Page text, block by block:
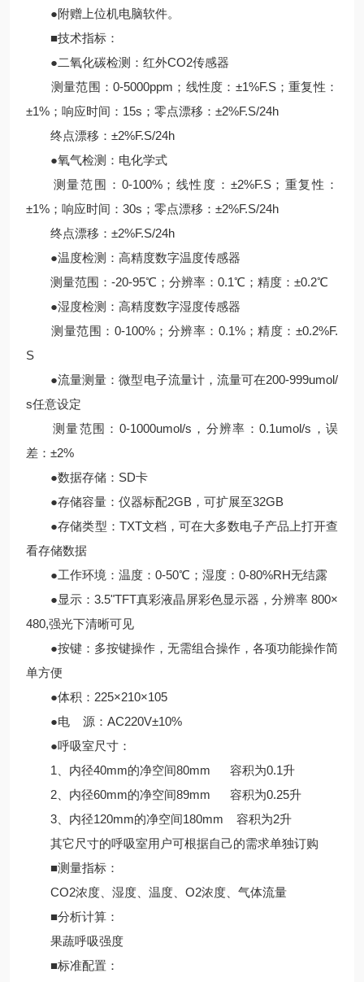
●附赠上位机电脑软件。
■技术指标：
●二氧化碳检测：红外CO2传感器
测量范围：0-5000ppm；线性度：±1%F.S；重复性：
±1%；响应时间：15s；零点漂移：±2%F.S/24h
终点漂移：±2%F.S/24h
●氧气检测：电化学式
测量范围：0-100%；线性度：±2%F.S；重复性：
±1%；响应时间：30s；零点漂移：±2%F.S/24h
终点漂移：±2%F.S/24h
●温度检测：高精度数字温度传感器
测量范围：-20-95℃；分辨率：0.1℃；精度：±0.2℃
●湿度检测：高精度数字湿度传感器
测量范围：0-100%；分辨率：0.1%；精度：±0.2%F.
S
●流量测量：微型电子流量计，流量可在200-999umol/
s任意设定
测量范围：0-1000umol/s，分辨率：0.1umol/s，误
差：±2%
●数据存储：SD卡
●存储容量：仪器标配2GB，可扩展至32GB
●存储类型：TXT文档，可在大多数电子产品上打开查
看存储数据
●工作环境：温度：0-50℃；湿度：0-80%RH无结露
●显示：3.5"TFT真彩液晶屏彩色显示器，分辨率 800×
480,强光下清晰可见
●按键：多按键操作，无需组合操作，各项功能操作简
单方便
●体积：225×210×105
●电 源：AC220V±10%
●呼吸室尺寸：
1、内径40mm的净空间80mm 容积为0.1升
2、内径60mm的净空间89mm 容积为0.25升
3、内径120mm的净空间180mm 容积为2升
其它尺寸的呼吸室用户可根据自己的需求单独订购
■测量指标：
CO2浓度、湿度、温度、O2浓度、气体流量
■分析计算：
果蔬呼吸强度
■标准配置：